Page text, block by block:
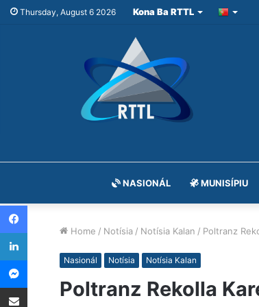
Thursday, August 6 2026 Kona Ba RTTL
NASIONÁL MUNISÍPIU
Home / Notísia / Notísia Kalan / Poltranz
Nasionál Notísia Notísia Kalan
Poltranz Rekolla
Facebook
LinkedIn
Messenger